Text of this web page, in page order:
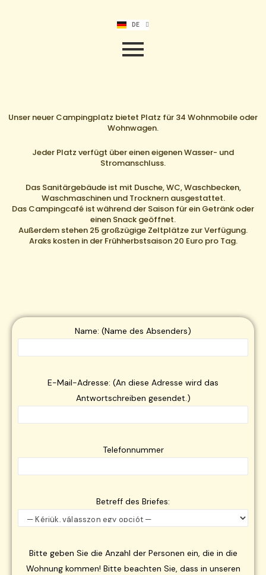
DE
RO
NL
Unser neuer Campingplatz bietet Platz für 34 Wohnmobile oder
Wohnwagen.
Jeder Platz verfügt über einen eigenen Wasser- und
Stromanschluss.
Das Sanitärgebäude ist mit Dusche, WC, Waschbecken,
Waschmaschinen und Trocknern ausgestattet.
Das Campingcafé ist während der Saison für ein Getränk oder
einen Snack geöffnet.
Außerdem stehen 25 großzügige Zeltplätze zur Verfügung.
Araks kosten in der Frühherbstsaison 20 Euro pro Tag.
Name: (Name des Absenders)
E-Mail-Adresse: (An diese Adresse wird das
Antwortschreiben gesendet.)
Telefonnummer
Betreff des Briefes:
Bitte geben Sie die Anzahl der Personen ein, die in die
Wohnung kommen! Bitte beachten Sie, dass in unseren